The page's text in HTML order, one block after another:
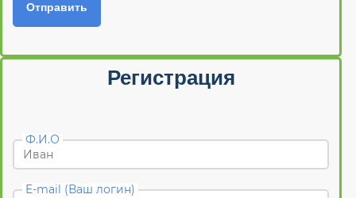
Отправить
Регистрация
Ф.И.О
E-mail (Ваш логин)